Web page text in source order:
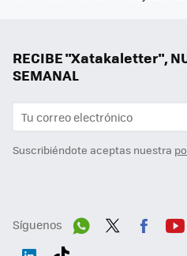
RECIBE "Xatakaletter",
SEMANAL
Suscribiéndote aceptas nuestra
Síguenos